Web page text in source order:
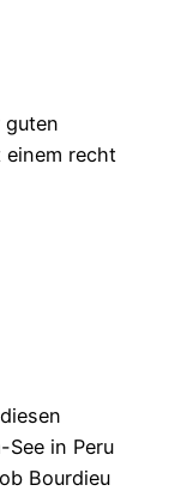
guten
einem recht
in Peru
Bourdieu